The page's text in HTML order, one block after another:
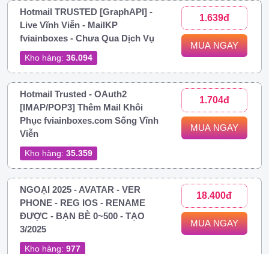
Hotmail TRUSTED [GraphAPI] -
Live Vĩnh Viễn - MailKP
fviainboxes - Chưa Qua Dịch Vụ
Kho hàng: 36.094
1.639đ
MUA NGAY
Hotmail Trusted - OAuth2
[IMAP/POP3] Thêm Mail Khôi
Phục fviainboxes.com Sống Vĩnh
Viễn
Kho hàng: 35.359
1.704đ
MUA NGAY
NGOẠI 2025 - AVATAR - VER
PHONE - REG IOS - RENAME
ĐƯỢC - BẠN BÈ 0~500 - TẠO
3/2025
Kho hàng: 977
18.400đ
MUA NGAY